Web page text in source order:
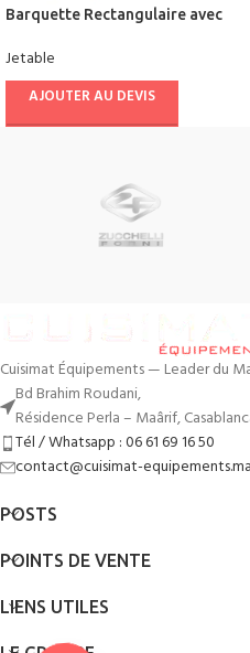
Barquette Rectangulaire avec
Jetable
AJOUTER AU DEVIS
Cuisimat Équipements — Leader du
Bd Brahim Roudani,
Résidence Perla – Maârif,
Tél / Whatsapp : 06 61 69 16 50
contact@cuisimat-equipements.ma
POSTS
POINTS DE VENTE
LIENS UTILES